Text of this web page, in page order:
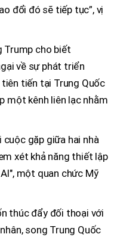
đổi đó sẽ tiếp tục”, vị
Trump cho biết
về sự phát triển
tiến tại Trung Quốc
một kênh liên lạc nhằm
gặp giữa hai nhà
xét khả năng thiết lập
một quan chức Mỹ
thúc đẩy đối thoại với
song Trung Quốc